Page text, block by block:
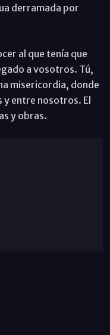
derramada por
al que tenía que
a vosotros. Tú,
misericordia, donde
y entre nosotros. El
y obras.